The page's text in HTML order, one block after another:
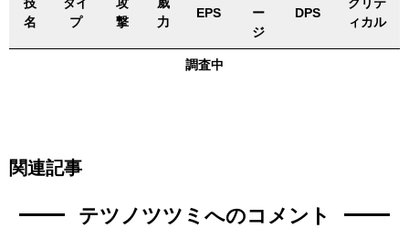
名
プ
撃
力
EPS
ー
ジ
DPS
ィカル
調査中
関連記事
テツノツツミへのコメント